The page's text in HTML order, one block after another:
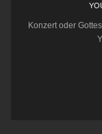
Konzert oder